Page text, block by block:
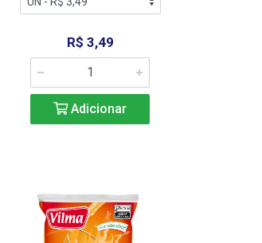
R$ 3,49
Adicionar